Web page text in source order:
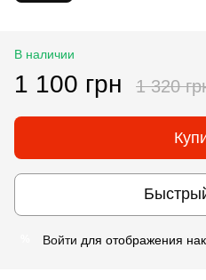
В наличии
1 100 грн 1 320
Войти для отображения